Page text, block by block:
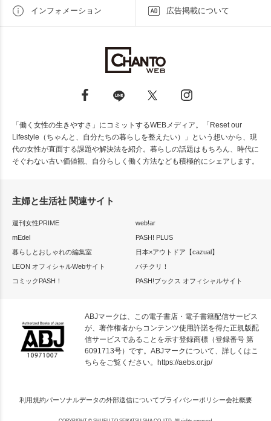
インフォメーション 広告掲載について
「働く女性の生きやすさ」にコミットするWEBメディア。「Reset our
Lifestyle（ちゃんと、自分たちの暮らしを整えたい）」という想いから、現
代の女性が直面する課題や解決法を紹介。暮らしの話題はもちろん、時代に
そぐわない古い価値観、自分らしく働く方法なども積極的にシェアします。
主婦と生活社 関連サイト
週刊女性PRIME
web!ar
mEdel
PASH! PLUS
暮らしとおしゃれの編集室
日本×アウトドア【cazual】
LEON オフィシャルWebサイト
パチクリ！
コミックPASH！
PASH!ブックス オフィシャルサイト
ABJマークは、この電子書店・電子書籍配信サービス
が、著作権者からコンテンツ使用許諾を得た正規版配
信サービスであることを示す登録商標（登録番号 第
6091713号）です。ABJマークについて、詳しくはこ
ちらをご覧ください。
https://aebs.or.jp/
利用規約パーソナルデータの外部送信についてプライバシーポリシー会社概要